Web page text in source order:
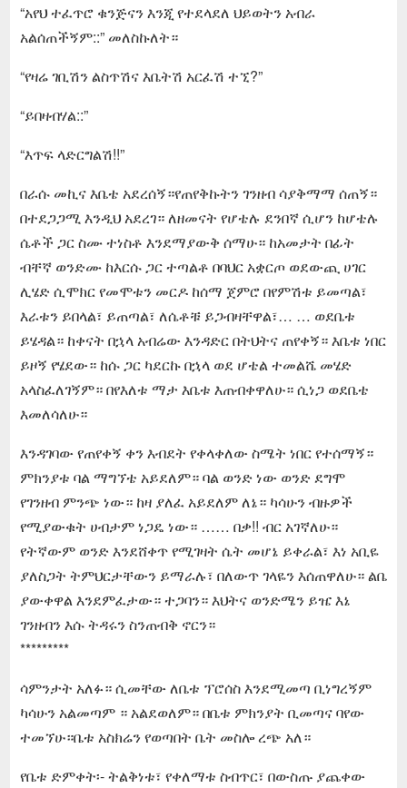
“አየህ ተፈጥሮ ቁንጅናን እንጂ የተደላደለ ህይወትን አብራ
አልሰጠችኝም::” መለስኩለት።
“የዛሬ ገቢሽን ልስጥሽና እቤትሽ አርፈሽ ተኚ?”
“ይበዛብሃል::”
“እጥፍ ላድርግልሽ!!”
በራሱ መኪና እቤቴ አደረሰኝ።የጠየቅኩትን ገንዘብ ሳያቅማማ ሰጠኝ።
በተደጋጋሚ እንዲህ አደረገ። ለዘመናት የሆቴሉ ደንበኛ ሲሆን ከሆቴሉ
ሴቶች ጋር ስሙ ተነስቶ እንደማያውቅ ሰማሁ። ከአመታት በፊት
ብቸኛ ወንድሙ ከእርሱ ጋር ተጣልቶ በባህር አቋርጦ ወደውጪ ሀገር
ሊሄድ ሲሞክር የመሞቱን መርዶ ከሰማ ጀምሮ በየምሽቱ ይመጣል፣
እራቱን ይበላል፣ ይጠጣል፣ ለሴቶቹ ይጋብዛቸዋል፣… … ወደቤቱ
ይሄዳል። ከቀናት በኋላ አብሬው እንዳድር በትህትና ጠየቀኝ። እቤቱ ነበር
ይዞኝ የሄደው። ከሱ ጋር ካደርኩ በኋላ ወደ ሆቴል ተመልሼ መሄድ
አላስፈለገኝም። በየእለቱ ማታ እቤቱ እጠብቀዋለሁ። ሲነጋ ወደቤቴ
እመለሳለሁ።
እንዳገባው የጠየቀኝ ቀን እብደት የቀላቀለው ስሜት ነበር የተሰማኝ።
ምክንያቱ ባል ማግኘቴ አይደለም። ባል ወንድ ነው ወንድ ደግሞ
የገንዘብ ምንጭ ነው። ከዛ ያለፈ አይደለም ለኔ። ካሳሁን ብዙዎች
የሚያውቁት ሀብታም ነጋዴ ነው። …… በቃ!! ብር አገኛለሁ።
የትኛውም ወንድ እንደሸቀጥ የሚገዛት ሴት መሆኔ ይቀራል፣ እነ አቢዬ
ያለስጋት ትምህርታቸውን ይማራሉ፣ በለውጥ ገላዬን እሰጠዋለሁ። ልቤ
ያውቀዋል እንደምፈታው። ተጋባን። እህትና ወንድሜን ይዤ እኔ
ገንዘብን እሱ ትዳሩን ስንጠብቅ ኖርን።
*********
ሳምንታት አለፉ። ሲመቸው ለቤቱ ፕሮሰስ እንደሚመጣ ቢነግረኝም
ካሳሁን አልመጣም ። አልደወለም። በቤቱ ምክንያት ቢመጣና ባየው
ተመኘሁ።ቤቱ አስክሬን የወጣበት ቤት መስሎ ረጭ አለ።
የቤቱ ድምቀት፡- ትልቅነቱ፣ የቀለማቱ ስብጥር፣ በውስጡ ያጨቀው